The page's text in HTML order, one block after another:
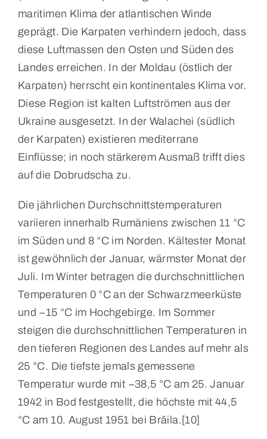
maritimen Klima der atlantischen Winde
geprägt. Die Karpaten verhindern jedoch, dass
diese Luftmassen den Osten und Süden des
Landes erreichen. In der Moldau (östlich der
Karpaten) herrscht ein kontinentales Klima vor.
Diese Region ist kalten Luftströmen aus der
Ukraine ausgesetzt. In der Walachei (südlich
der Karpaten) existieren mediterrane
Einflüsse; in noch stärkerem Ausmaß trifft dies
auf die Dobrudscha zu.
Die jährlichen Durchschnittstemperaturen
variieren innerhalb Rumäniens zwischen 11 °C
im Süden und 8 °C im Norden. Kältester Monat
ist gewöhnlich der Januar, wärmster Monat der
Juli. Im Winter betragen die durchschnittlichen
Temperaturen 0 °C an der Schwarzmeerküste
und −15 °C im Hochgebirge. Im Sommer
steigen die durchschnittlichen Temperaturen in
den tieferen Regionen des Landes auf mehr als
25 °C. Die tiefste jemals gemessene
Temperatur wurde mit −38,5 °C am 25. Januar
1942 in Bod festgestellt, die höchste mit 44,5
°C am 10. August 1951 bei Brăila.[10]